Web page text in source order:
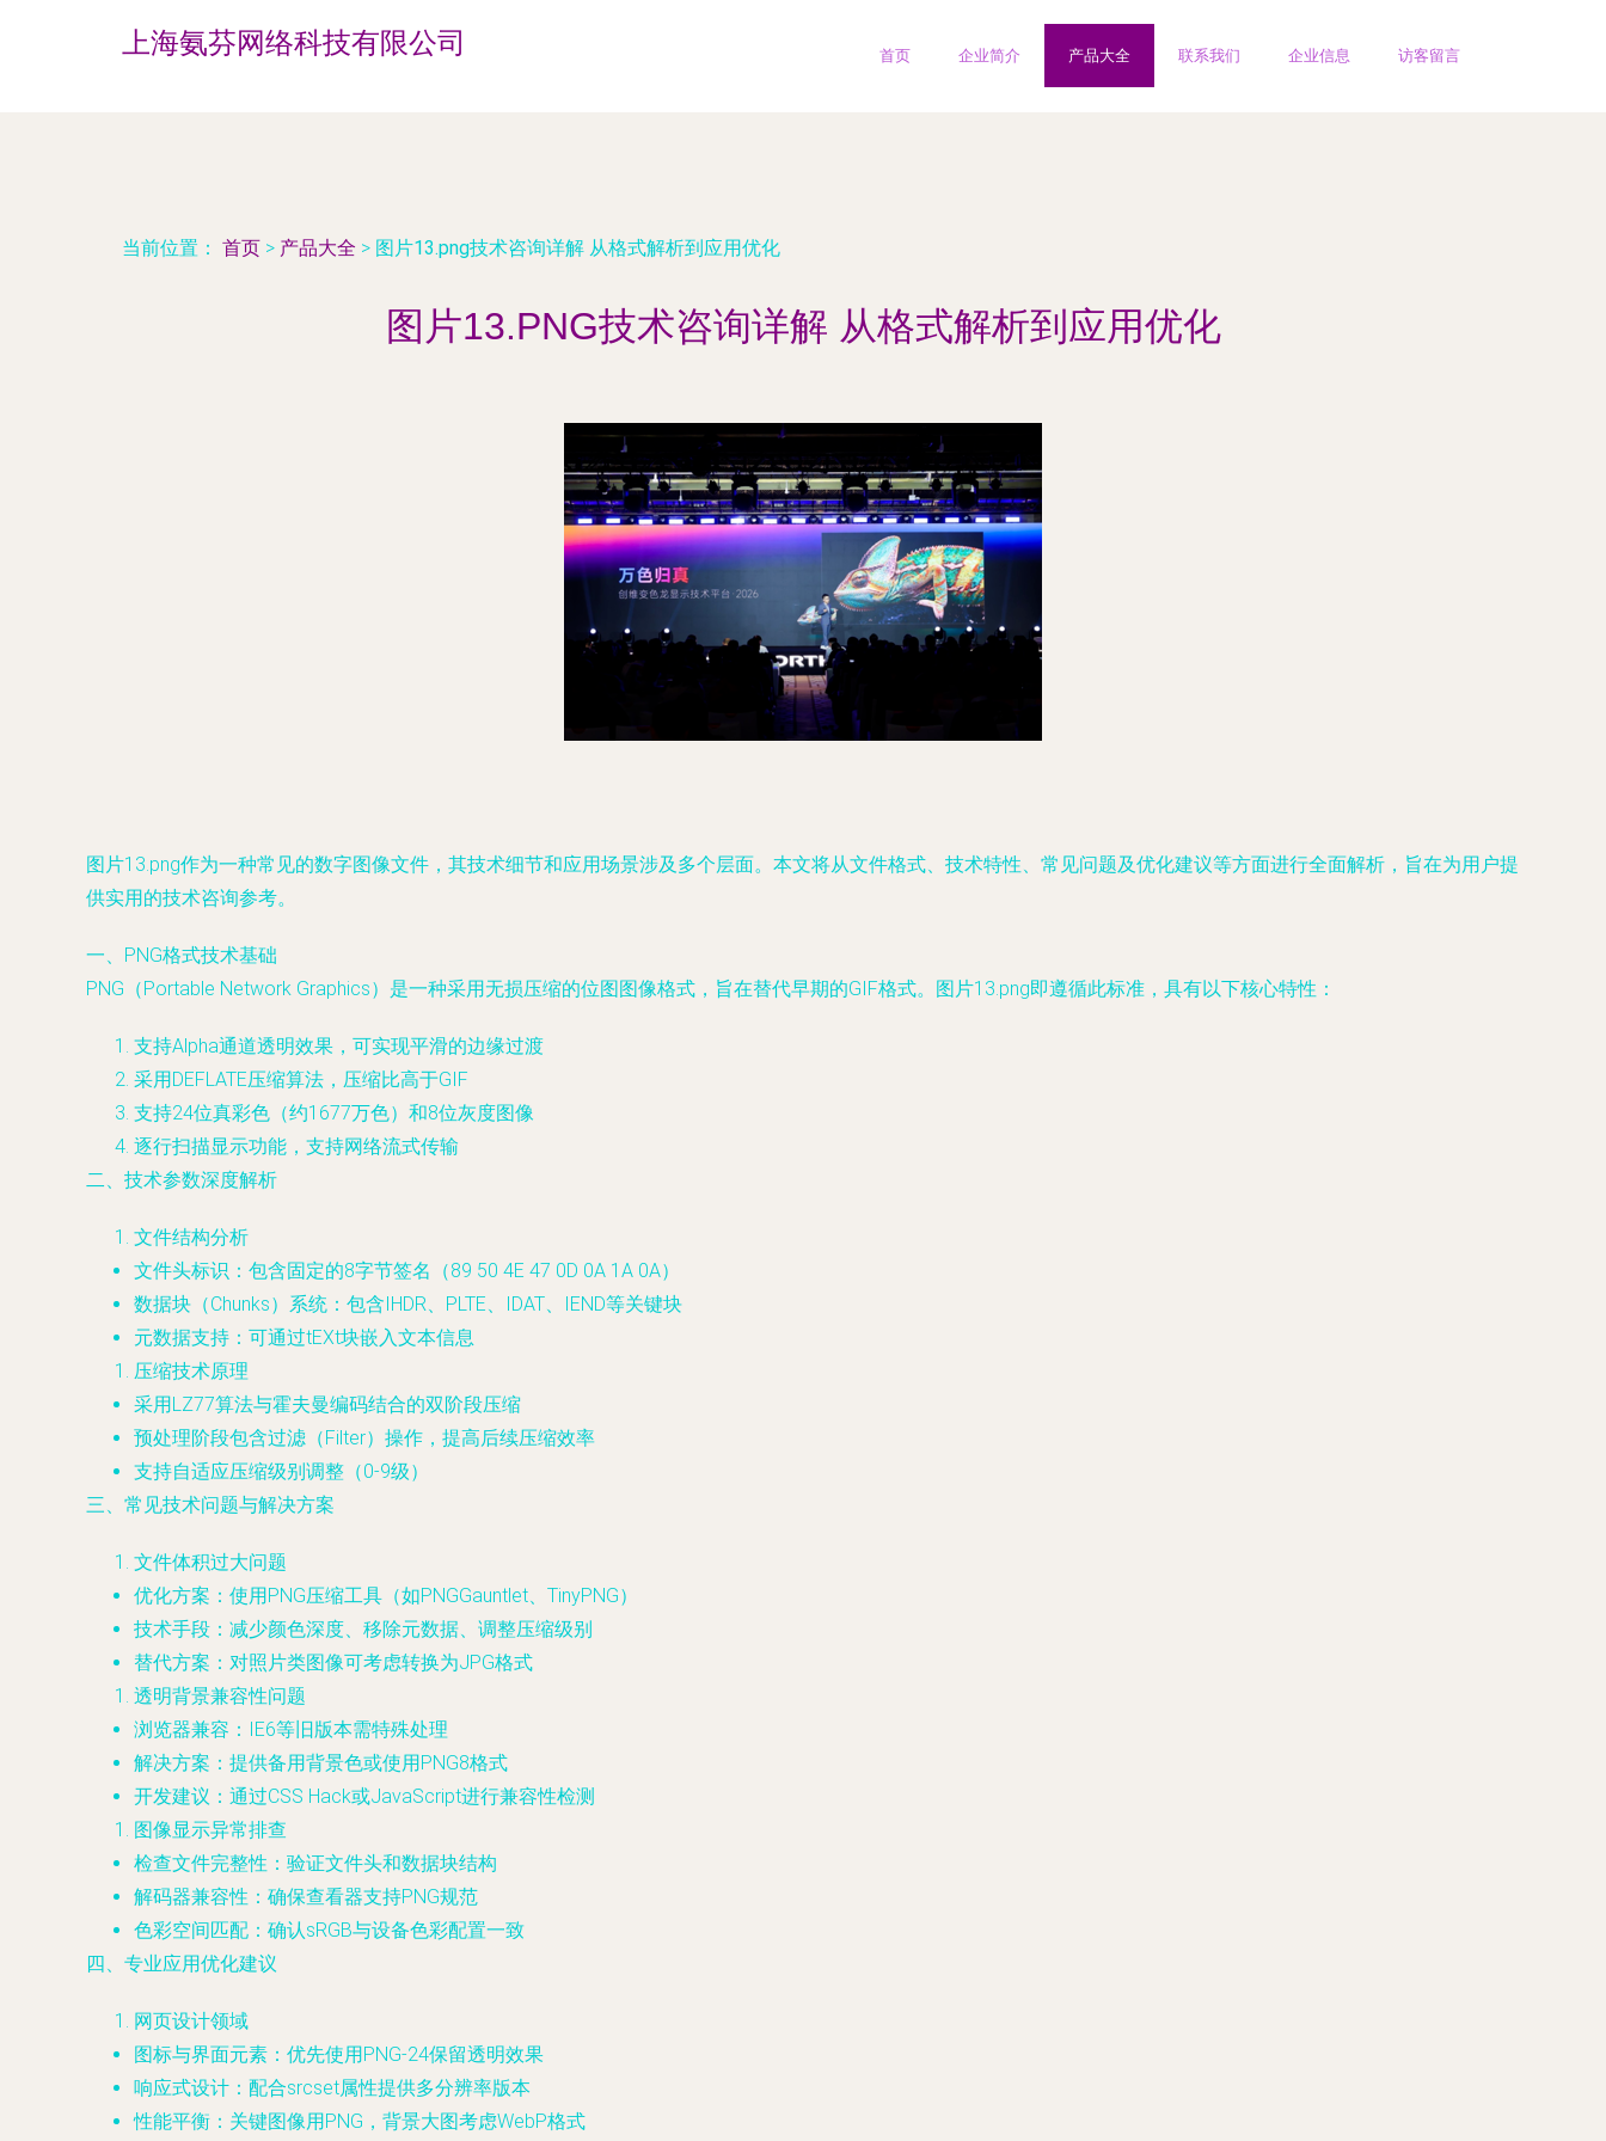
上海氨芬网络科技有限公司 首页 企业简介 产品大全 联系我们 企业信息 访客留言
当前位置： 首页 > 产品大全 > 图片13.png技术咨询详解 从格式解析到应用优化
图片13.PNG技术咨询详解 从格式解析到应用优化
图片13.png作为一种常见的数字图像文件，其技术细节和应用场景涉及多个层面。本文将从文件格式、技术特性、常见问题及优化建议等方面进行全面解析，旨在为用户提
供实用的技术咨询参考。
一、PNG格式技术基础
PNG（Portable Network Graphics）是一种采用无损压缩的位图图像格式，旨在替代早期的GIF格式。图片13.png即遵循此标准，具有以下核心特性：
支持Alpha通道透明效果，可实现平滑的边缘过渡
采用DEFLATE压缩算法，压缩比高于GIF
支持24位真彩色（约1677万色）和8位灰度图像
逐行扫描显示功能，支持网络流式传输
二、技术参数深度解析
文件结构分析
文件头标识：包含固定的8字节签名（89 50 4E 47 0D 0A 1A 0A）
数据块（Chunks）系统：包含IHDR、PLTE、IDAT、IEND等关键块
元数据支持：可通过tEXt块嵌入文本信息
压缩技术原理
采用LZ77算法与霍夫曼编码结合的双阶段压缩
预处理阶段包含过滤（Filter）操作，提高后续压缩效率
支持自适应压缩级别调整（0-9级）
三、常见技术问题与解决方案
文件体积过大问题
优化方案：使用PNG压缩工具（如PNGGauntlet、TinyPNG）
技术手段：减少颜色深度、移除元数据、调整压缩级别
替代方案：对照片类图像可考虑转换为JPG格式
透明背景兼容性问题
浏览器兼容：IE6等旧版本需特殊处理
解决方案：提供备用背景色或使用PNG8格式
开发建议：通过CSS Hack或JavaScript进行兼容性检测
图像显示异常排查
检查文件完整性：验证文件头和数据块结构
解码器兼容性：确保查看器支持PNG规范
色彩空间匹配：确认sRGB与设备色彩配置一致
四、专业应用优化建议
网页设计领域
图标与界面元素：优先使用PNG-24保留透明效果
响应式设计：配合srcset属性提供多分辨率版本
性能平衡：关键图像用PNG，背景大图考虑WebP格式